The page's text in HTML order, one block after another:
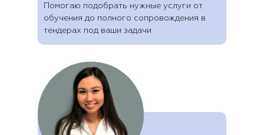
Помогаю подобрать нужные услуги от
обучения до полного сопровождения в
тендерах под ваши задачи